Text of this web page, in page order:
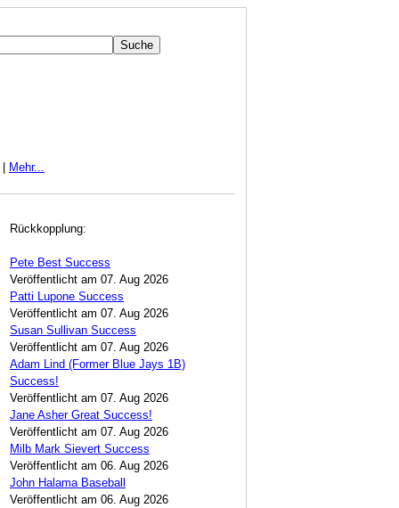
Mehr...
Rückkopplung:
Pete Best Success
Veröffentlicht am 07. Aug 2026
Patti Lupone Success
Veröffentlicht am 07. Aug 2026
Susan Sullivan Success
Veröffentlicht am 07. Aug 2026
Adam Lind (Former Blue Jays 1B)
Success!
Veröffentlicht am 07. Aug 2026
Jane Asher Great Success!
Veröffentlicht am 07. Aug 2026
Milb Mark Sievert Success
Veröffentlicht am 06. Aug 2026
John Halama Baseball
Veröffentlicht am 06. Aug 2026